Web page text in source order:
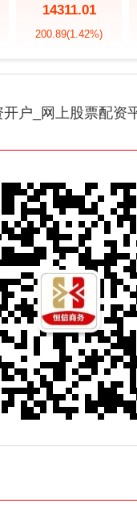
14311.01
200.89(1.42%)
户_网上股票配资